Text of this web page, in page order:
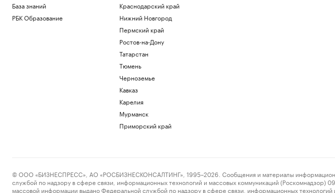
База знаний
РБК Образование
Краснодарский край
Нижний Новгород
Пермский край
Ростов-на-Дону
Татарстан
Тюмень
Черноземье
Кавказ
Карелия
Мурманск
Приморский край
© ООО «БИЗНЕСПРЕСС», АО «РОСБИЗНЕСКОНСАЛТИНГ», 1995–2026. Сообщения и материалы
службой по надзору в сфере связи, информационных технологий и массовых коммуникаций
массовой информации выдано Федеральной службой по надзору в сфере связи, информационных